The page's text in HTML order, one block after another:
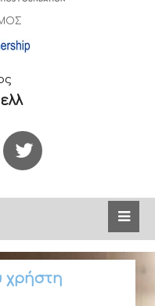
ελλ
χρήστη